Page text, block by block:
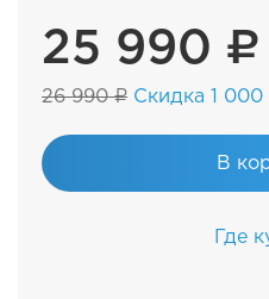
25 990 ₽
26 990 ₽ Скидка 1 000
В
Где